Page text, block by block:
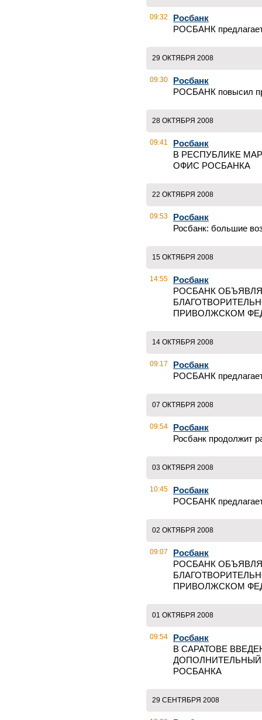
09:32
Росбанк
РОСБАНК
29 ОКТЯБРЯ 2008
09:30
Росбанк
РОСБАНК повысил
28 ОКТЯБРЯ 2008
09:41
Росбанк
В РЕСПУБЛИКЕ
ОФИС РОСБАНКА
22 ОКТЯБРЯ 2008
09:53
Росбанк
Росбанк: большие
15 ОКТЯБРЯ 2008
14:55
Росбанк
РОСБАНК
ПРИВОЛЖСКОМ
14 ОКТЯБРЯ 2008
09:17
Росбанк
РОСБАНК
07 ОКТЯБРЯ 2008
09:54
Росбанк
Росбанк продолжит
03 ОКТЯБРЯ 2008
10:45
Росбанк
РОСБАНК
02 ОКТЯБРЯ 2008
09:07
Росбанк
РОСБАНК
ПРИВОЛЖСКОМ
01 ОКТЯБРЯ 2008
09:54
Росбанк
В САРАТОВЕ
ДОПОЛНИТЕЛЬНЫЙ
РОСБАНКА
29 СЕНТЯБРЯ 2008